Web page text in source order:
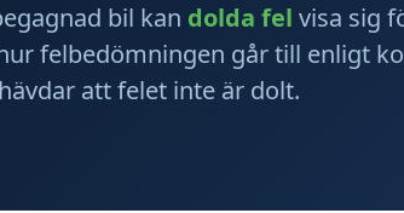
bil kan dolda fel visa sig
felbedömningen går till enligt
att felet inte är dolt.